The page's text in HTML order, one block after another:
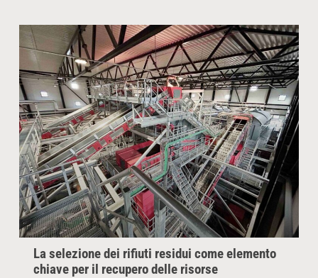
La selezione dei rifiuti residui come elemento
chiave per il recupero delle risorse